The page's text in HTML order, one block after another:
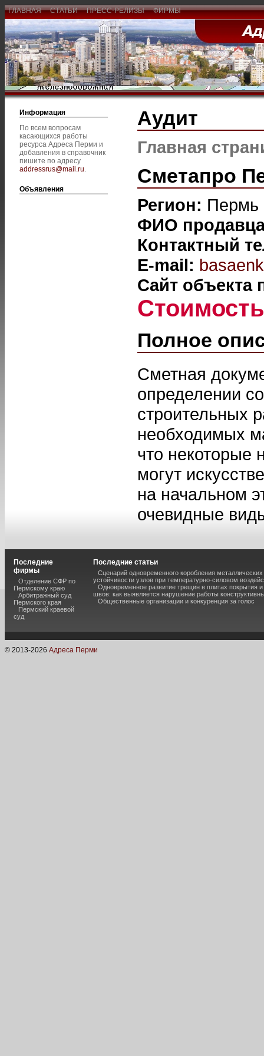
ГЛАВНАЯ СТАТЬИ ПРЕСС-РЕЛИЗЫ ФИРМЫ
Информация
По всем вопросам
касающихся работы
ресурса Адреса Перми и
добавления в справочник
пишите по адресу
addressrus@mail.ru.
Объявления
Аудит
Главная
Сметапро
Регион: Пермь
ФИО
Контактный
E-mail:
Сайт объекта
Полное
Сметная
определении
строительных
необходимых
что некоторые
могут
на начальном
очевидные
Последние
фирмы
Отделение СФР по
Пермскому краю
Арбитражный суд
Пермского края
Пермский краевой
суд
Последние статьи
Сценарий одновременного коробления
устойчивости узлов при температурно-силовом
Одновременное развитие трещин в плитах покрытия
швов: как выявляется нарушение работы
Общественные организации и конкуренция за голос
© 2013-2026 Адреса Перми